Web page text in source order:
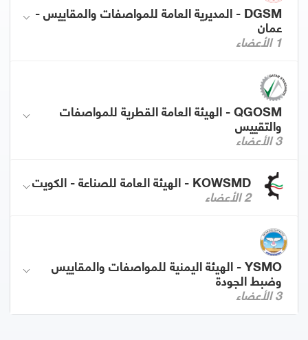
DGSM - المديرية العامة للمواصفات والمقاييس -
عمان
1 الأعضاء
QGOSM - الهيئة العامة القطرية للمواصفات
والتقييس
3 الأعضاء
KOWSMD - الهيئة العامة للصناعة - الكويت
2 الأعضاء
YSMO - الهيئة اليمنية للمواصفات والمقاييس
وضبط الجودة
3 الأعضاء